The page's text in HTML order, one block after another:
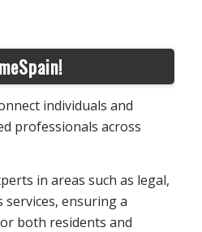
individuals and
professionals across
in areas such as legal,
services, ensuring a
both residents and